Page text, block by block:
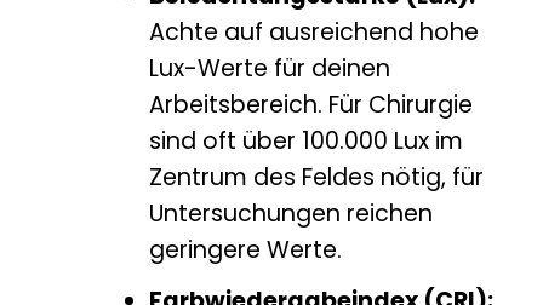
Achte auf ausreichend hohe
Lux-Werte für deinen
Arbeitsbereich. Für Chirurgie
sind oft über 100.000 Lux im
Zentrum des Feldes nötig, für
Untersuchungen reichen
geringere Werte.